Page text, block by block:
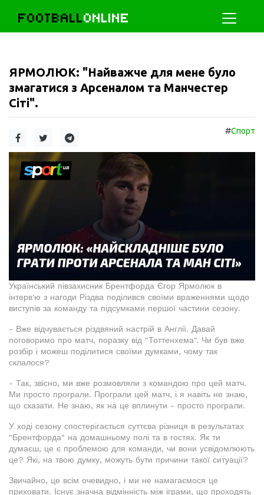
FOOTBALLONLINE
ЯРМОЛЮК: "Найважче для мене було
змагатися з Арсеналом та Манчестер
Сіті".
#Спорт
Український півзахисник Брентфорда Єгор Ярмолюк в
інтерв'ю з нагоди Різдва поділився своїми враженнями щодо
виступів за команду та підсумками першої частини сезону.
- Вже відчувається різдвяний настрій в Англії. Давай
поговоримо про матч, поразку від "Тоттенхема". Чи був вже
розбір і можеш поділитися своїми думками, чому так
склалося?
- Так, звісно, ми вже розмовляли з командою про цей матч.
Ми просто програли. Програли цей матч, і я навіть не знаю,
що сказати. Не знаю, як на це вплинути - просто програли.
У ході сезону спостерігається суттєва різниця в результатах
"Брентфорда" на домашньому полі та в гостях. Як ти
думаєш, це є проблемою для команди, чи вони усвідомлюють
це? Які, на твою думку, можуть бути причини такої ситуації?
Звичайно, це всім очевидно, і ми не намагаємося це
приховати. Існує значна відмінність між іграми, що проходять